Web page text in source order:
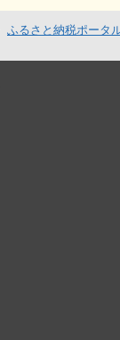
ふるさと納税ポータ